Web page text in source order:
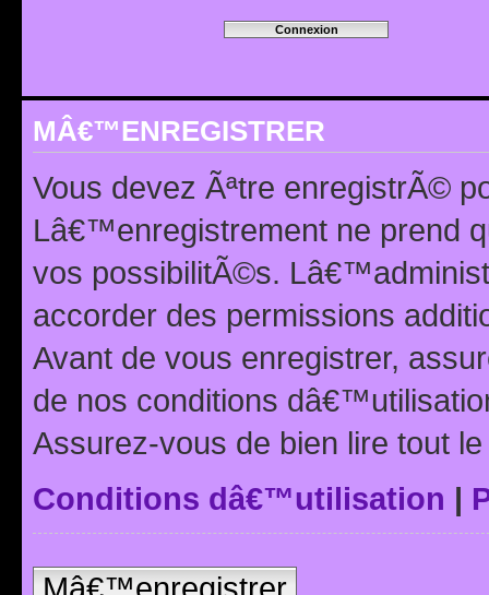
MÂ€™ENREGISTRER
Vous devez Ãªtre enregistrÃ©
Lâ€™enregistrement ne prend
vos possibilitÃ©s.
accorder des permissions
Avant de vous enregistrer,
de nos conditions
Assurez-vous de bien lire tout
Conditions dâ€™utilisation |
Mâ€™enregistrer